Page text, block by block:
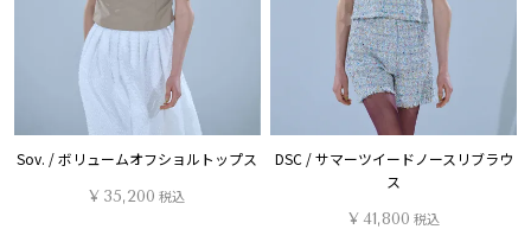
Sov. / ボリュームオフショルトップス
¥ 35,200 税込
DSC / サマーツイードノースリブラウ
ス
¥ 41,800 税込